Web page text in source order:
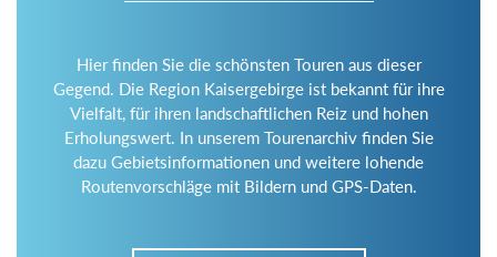
Hier finden Sie die schönsten Touren aus dieser
Gegend. Die Region Kaisergebirge ist bekannt für ihre
Vielfalt, für ihren landschaftlichen Reiz und hohen
Erholungswert. In unserem Tourenarchiv finden Sie
dazu Gebietsinformationen und weitere lohende
Routenvorschläge mit Bildern und GPS-Daten.